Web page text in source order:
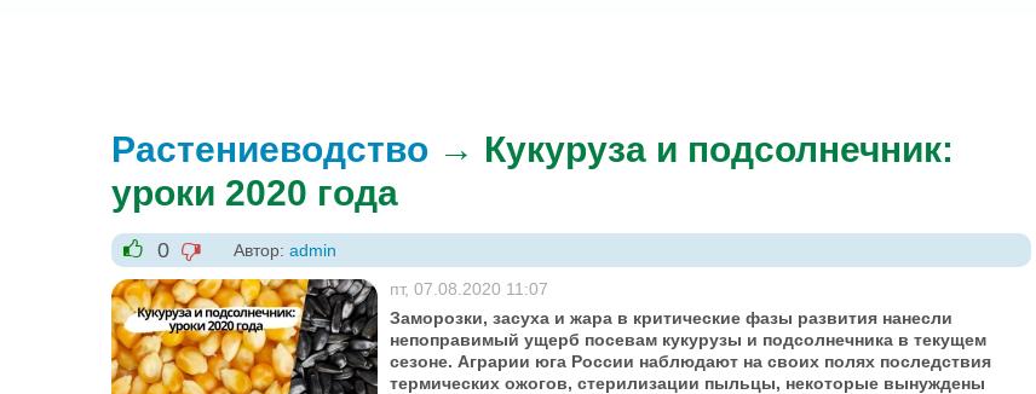
Растениеводство → Кукуруза и подсолнечник:
уроки 2020 года
+1
0
-1
Автор: admin
пт, 07.08.2020 11:07
Заморозки, засуха и жара в критические фазы развития нанесли
непоправимый ущерб посевам кукурузы и подсолнечника в текущем
сезоне. Аграрии юга России наблюдают на своих полях последствия
термических ожогов, стерилизации пыльцы, некоторые вынуждены